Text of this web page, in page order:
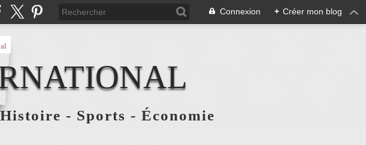
Connexion + Créer mon blog
- Sports - Économie